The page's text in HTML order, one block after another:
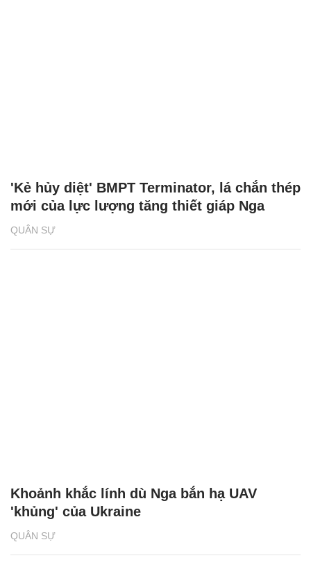
QUÂN SỰ
'Kẻ hủy diệt' BMPT Terminator, lá chắn thép
mới của lực lượng tăng thiết giáp Nga
QUÂN SỰ
Khoảnh khắc lính dù Nga bắn hạ UAV
'khủng' của Ukraine